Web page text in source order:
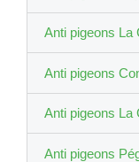
Anti pigeons La
Anti pigeons
Anti pigeons La
Anti pigeons